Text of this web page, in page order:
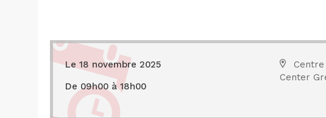
Le 18 novembre 2025
De 09h00 à 18h00
Center